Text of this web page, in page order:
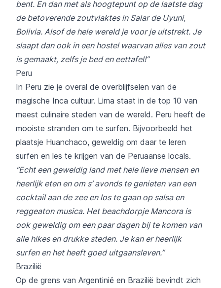
bent. En dan met als hoogtepunt op de laatste dag
de betoverende zoutvlaktes in Salar de Uyuni,
Bolivia. Alsof de hele wereld je voor je uitstrekt. Je
slaapt dan ook in een hostel waarvan alles van zout
is gemaakt, zelfs je bed en eettafel!”
Peru
In Peru zie je overal de overblijfselen van de
magische Inca cultuur. Lima staat in de top 10 van
meest culinaire steden van de wereld. Peru heeft de
mooiste stranden om te surfen. Bijvoorbeeld het
plaatsje Huanchaco, geweldig om daar te leren
surfen en les te krijgen van de Peruaanse locals.
“Echt een geweldig land met hele lieve mensen en
heerlijk eten en om s’ avonds te genieten van een
cocktail aan de zee en los te gaan op salsa en
reggeaton musica. Het beachdorpje Mancora is
ook geweldig om een paar dagen bij te komen van
alle hikes en drukke steden. Je kan er heerlijk
surfen en het heeft goed uitgaansleven.”
Brazilië
Op de grens van Argentinië en Brazilië bevindt zich